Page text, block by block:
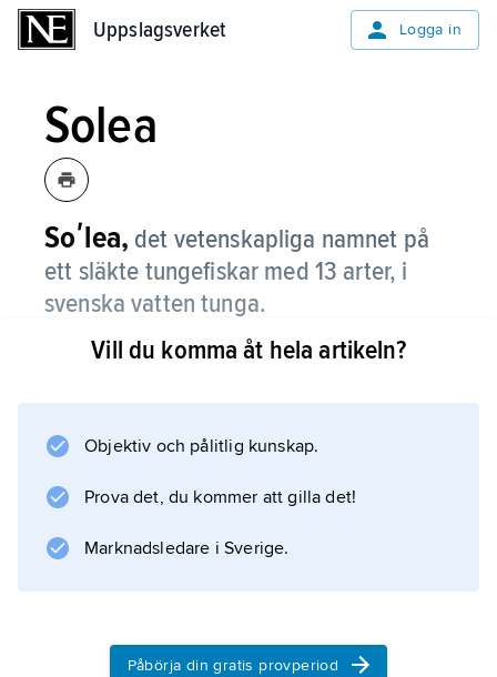
Uppslagsverket Logga in
Solea
Soʹlea, det vetenskapliga namnet på
ett släkte tungefiskar med 13 arter, i
svenska vatten tunga.
Information om artikeln
Vill du komma åt hela artikeln?
Objektiv och pålitlig kunskap.
Prova det, du kommer att gilla det!
Marknadsledare i Sverige.
Påbörja din gratis provperiod